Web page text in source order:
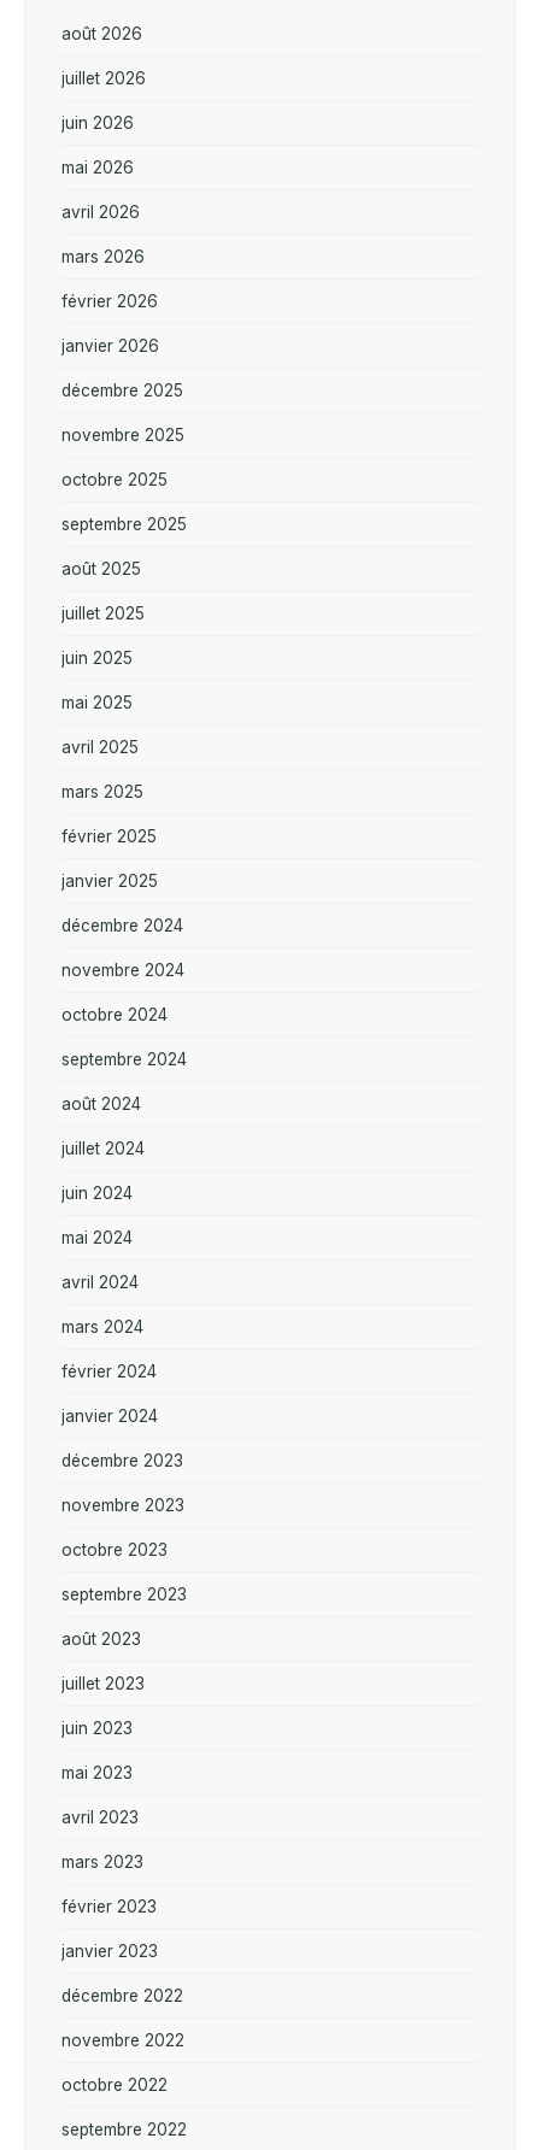
août 2026
juillet 2026
juin 2026
mai 2026
avril 2026
mars 2026
février 2026
janvier 2026
décembre 2025
novembre 2025
octobre 2025
septembre 2025
août 2025
juillet 2025
juin 2025
mai 2025
avril 2025
mars 2025
février 2025
janvier 2025
décembre 2024
novembre 2024
octobre 2024
septembre 2024
août 2024
juillet 2024
juin 2024
mai 2024
avril 2024
mars 2024
février 2024
janvier 2024
décembre 2023
novembre 2023
octobre 2023
septembre 2023
août 2023
juillet 2023
juin 2023
mai 2023
avril 2023
mars 2023
février 2023
janvier 2023
décembre 2022
novembre 2022
octobre 2022
septembre 2022